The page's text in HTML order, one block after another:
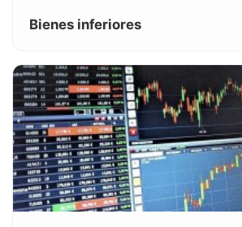
Bienes inferiores